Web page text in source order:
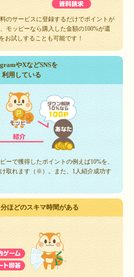
のサービスに登録するだけでポイントが
モッピーなら購入した金額の100%が還
お試しすることも可能です！
やXなどSNSを
利用している
ーで獲得したポイントの例えば10%を、
取れます（※）。また、1人紹介成功す
ほどのスキマ時間がある